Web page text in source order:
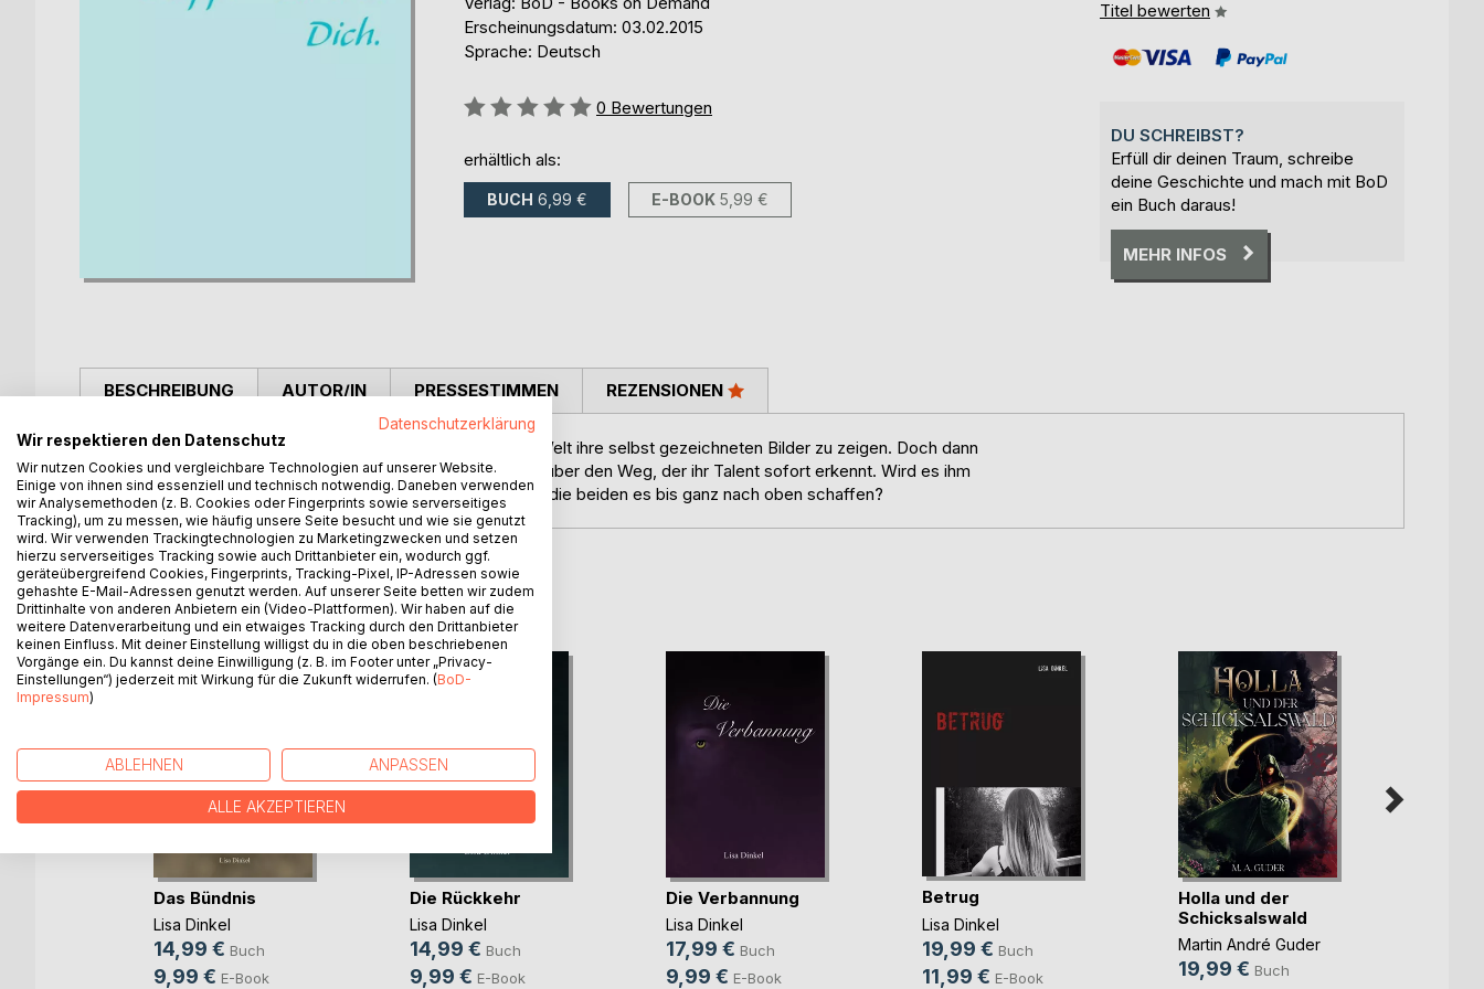
Erscheinungsdatum: 03.02.2015
Sprache: Deutsch
Bewertung::
0 Bewertungen
erhältlich als:
BUCH 6,99 € E-BOOK 5,99 €
Titel bewerten
DU SCHREIBST?
Erfüll dir deinen Traum, schreibe
deine Geschichte und mach mit BoD
ein Buch daraus!
MEHR INFOS
BESCHREIBUNG
Die sechzehnjährige Lauren hatte eigentlich nie vor, der Welt ihre selbst gezeichneten Bilder zu zeigen. Doch dann
läuft ihr der humorvolle, unglaublich gut aussehende Alex über den Weg, der ihr Talent sofort erkennt. Wird es ihm
gelingen, Lauren von ihrer Kunst zu überzeugen? Werden die beiden es bis ganz nach oben schaffen?
AUTOR/IN PRESSESTIMMEN REZENSIONEN
WEITERE TITEL BEIBoD
Das Bündnis
Lisa Dinkel
14,99 € Buch
9,99 € E-Book
Die Rückkehr
Lisa Dinkel
14,99 € Buch
9,99 € E-Book
Die Verbannung
Lisa Dinkel
17,99 € Buch
9,99 € E-Book
Betrug
Lisa Dinkel
19,99 € Buch
11,99 € E-Book
Holla und der
Schicksalswald
Martin André Guder
19,99 € Buch
Datenschutzerklärung
Wir respektieren den Datenschutz
Wir nutzen Cookies und vergleichbare Technologien auf unserer Website.
Einige von ihnen sind essenziell und technisch notwendig. Daneben verwenden
wir Analysemethoden (z. B. Cookies oder Fingerprints sowie serverseitiges
Tracking), um zu messen, wie häufig unsere Seite besucht und wie sie genutzt
wird. Wir verwenden Trackingtechnologien zu Marketingzwecken und setzen
hierzu serverseitiges Tracking sowie auch Drittanbieter ein, wodurch ggf.
geräteübergreifend Cookies, Fingerprints, Tracking-Pixel, IP-Adressen sowie
gehashte E-Mail-Adressen genutzt werden. Auf unserer Seite betten wir zudem
Drittinhalte von anderen Anbietern ein (Video-Plattformen). Wir haben auf die
weitere Datenverarbeitung und ein etwaiges Tracking durch den Drittanbieter
keinen Einfluss. Mit deiner Einstellung willigst du in die oben beschriebenen
Vorgänge ein. Du kannst deine Einwilligung (z. B. im Footer unter „Privacy-
Einstellungen“) jederzeit mit Wirkung für die Zukunft widerrufen. (BoD-
Impressum)
ABLEHNEN ANPASSEN
ALLE AKZEPTIEREN